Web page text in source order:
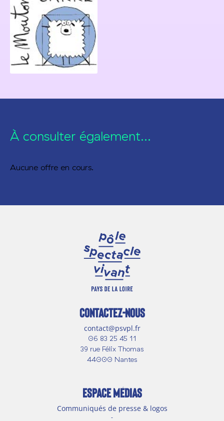
À consulter également...
Aucune offre en cours.
CONTACTEZ-NOUS
contact@psvpl.fr
06 83 25 45 11
39 rue Félix Thomas
44000 Nantes
ESPACE MÉDIAS
Communiqués de presse & logos
-